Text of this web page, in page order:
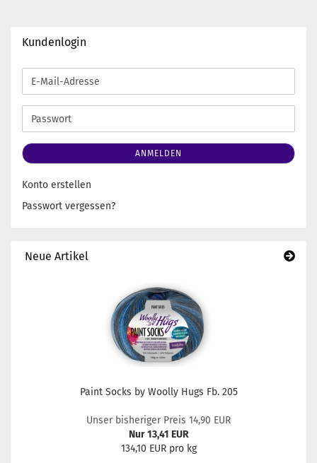
Kundenlogin
E-
Mail-
Adresse
Passwort
ANMELDEN
Konto erstellen
Passwort vergessen?
Neue Artikel
Paint Socks by Woolly Hugs Fb. 205
Unser bisheriger Preis 14,90 EUR
Nur 13,41 EUR
134,10 EUR pro kg